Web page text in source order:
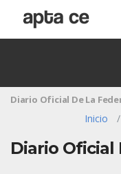
Diario Oficial De La
Inicio
Diario Oficial